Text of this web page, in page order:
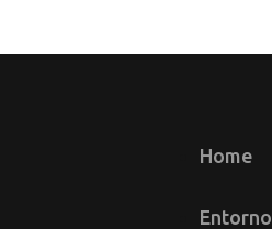
Home
Entorno